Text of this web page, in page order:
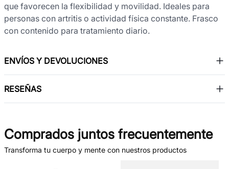
que favorecen la flexibilidad y movilidad. Ideales para
personas con artritis o actividad física constante. Frasco
con contenido para tratamiento diario.
ENVÍOS Y DEVOLUCIONES
RESEÑAS
Comprados juntos frecuentemente
Transforma tu cuerpo y mente con nuestros productos